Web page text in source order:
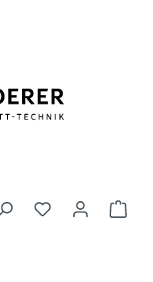
Du hast 0